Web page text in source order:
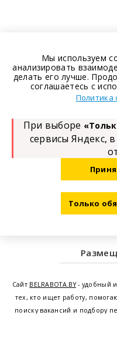
Сайт BELRABOTA.BY- удобный и
тех, кто ищет работу,
поиску вакансий и подбору
Мы используем
анализировать
делать его лучше.
соглашаетесь с
Политика
При выборе
сервисы Яндекс,
Только